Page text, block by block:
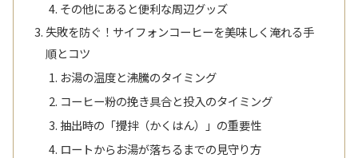
その他にあると便利な周辺グッズ
失敗を防ぐ！サイフォンコーヒーを美味しく淹れる手
順とコツ
お湯の温度と沸騰のタイミング
コーヒー粉の挽き具合と投入のタイミング
抽出時の「攪拌（かくはん）」の重要性
ロートからお湯が落ちるまでの見守り方